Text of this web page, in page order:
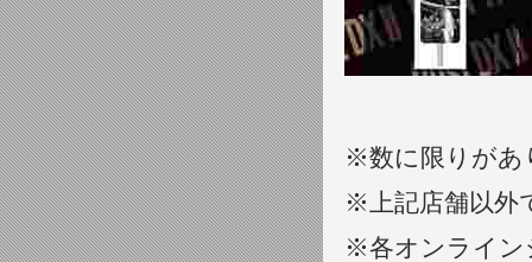
※数に限りがあ
※上記店舗以外
※各オンライン